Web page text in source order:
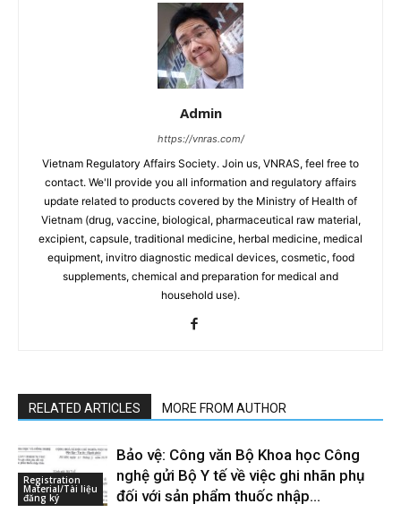
Admin
https://vnras.com/
Vietnam Regulatory Affairs Society. Join us, VNRAS, feel free to
contact. We'll provide you all information and regulatory affairs
update related to products covered by the Ministry of Health of
Vietnam (drug, vaccine, biological, pharmaceutical raw material,
excipient, capsule, traditional medicine, herbal medicine, medical
equipment, invitro diagnostic medical devices, cosmetic, food
supplements, chemical and preparation for medical and
household use).
RELATED ARTICLES MORE FROM AUTHOR
Registration
Material/Tài liệu
đăng ký
Bảo vệ: Công văn Bộ Khoa học Công
nghệ gửi Bộ Y tế về việc ghi nhãn phụ
đối với sản phẩm thuốc nhập...